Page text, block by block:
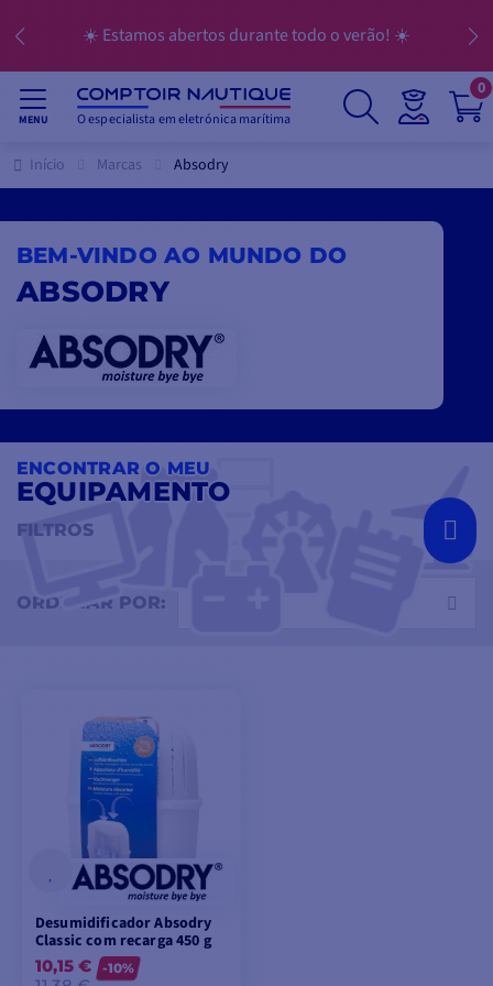
☀️ Estamos abertos durante todo o verão! ☀️
MENU O especialista em eletrónica marítima
0
Início Marcas Absodry
BEM-VINDO AO MUNDO DO
ABSODRY
ENCONTRAR O MEU
EQUIPAMENTO
FILTROS
ORDENAR POR:
Desumidificador Absodry
Classic com recarga 450 g
10,15 €
-10%